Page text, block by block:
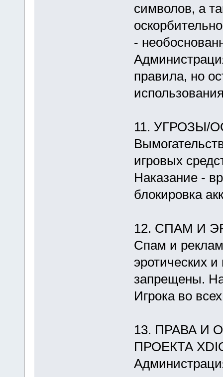
символов, а
-
правила, но
11. УГРОЗЫ/
игровых
Наказание -
блокировка
12. СПАМ И
Спам и
эротических
запрещены.
Игрока во
13. ПРАВА И
ПРОЕКТА